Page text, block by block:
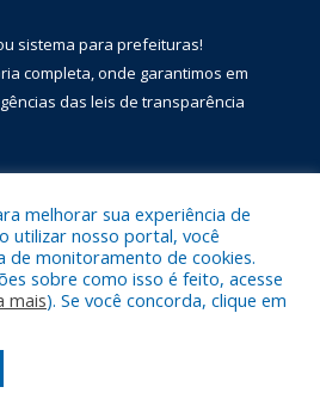
sistema para prefeituras!
completa, onde garantimos em
das leis de transparência
a Prefeitura Municipal de Óbidos.
Área Administrativa
melhorar sua experiência de
utilizar nosso portal, você
de monitoramento de cookies.
sobre como isso é feito, acesse
mais). Se você concorda, clique em